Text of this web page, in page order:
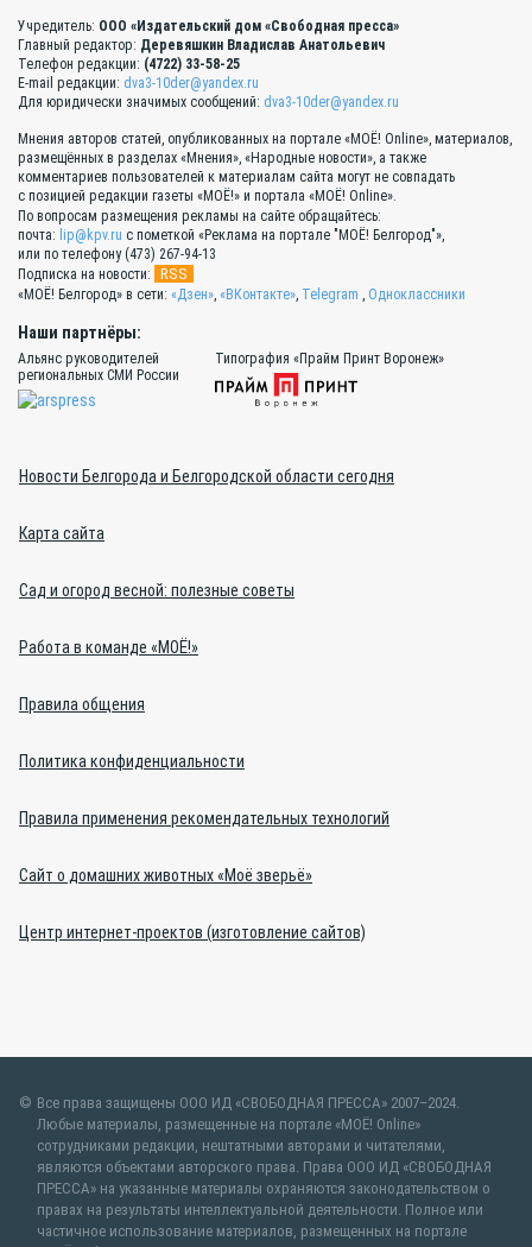
Учредитель: ООО «Издательский дом «Свободная пресса»
Главный редактор: Деревяшкин Владислав Анатольевич
Телефон редакции: (4722) 33-58-25
E-mail редакции: dva3-10der@yandex.ru
Для юридически значимых сообщений: dva3-10der@yandex.ru
Мнения авторов статей, опубликованных на портале «МОЁ! Online», материалов,
размещённых в разделах «Мнения», «Народные новости», а также
комментариев пользователей к материалам сайта могут не совпадать
с позицией редакции газеты «МОЁ!» и портала «МОЁ! Online».
По вопросам размещения рекламы на сайте обращайтесь:
почта: lip@kpv.ru с пометкой «Реклама на портале "МОЁ! Белгород"»,
или по телефону (473) 267-94-13
Подписка на новости:
RSS
«МОЁ! Белгород» в сети: «Дзен», «ВКонтакте», Telegram , Одноклассники
Наши партнёры:
Альянс руководителей
региональных СМИ России
Типография «Прайм Принт Воронеж»
Новости Белгорода и Белгородской области сегодня
Карта сайта
Сад и огород весной: полезные советы
Работа в команде «МОЁ!»
Правила общения
Политика конфиденциальности
Правила применения рекомендательных технологий
Сайт о домашних животных «Моё зверьё»
Центр интернет-проектов (изготовление сайтов)
Все права защищены ООО ИД «СВОБОДНАЯ ПРЕССА» 2007–2024.
Любые материалы, размещенные на портале «МОЁ! Online»
сотрудниками редакции, нештатными авторами и читателями,
являются объектами авторского права. Права ООО ИД «СВОБОДНАЯ
ПРЕССА» на указанные материалы охраняются законодательством о
правах на результаты интеллектуальной деятельности. Полное или
частичное использование материалов, размещенных на портале